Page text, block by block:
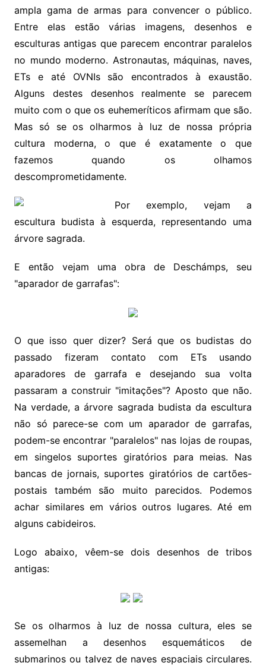
ampla gama de armas para convencer o público.
Entre elas estão várias imagens, desenhos e
esculturas antigas que parecem encontrar paralelos
no mundo moderno. Astronautas, máquinas, naves,
ETs e até OVNIs são encontrados à exaustão.
Alguns destes desenhos realmente se parecem
muito com o que os euhemeríticos afirmam que são.
Mas só se os olharmos à luz de nossa própria
cultura moderna, o que é exatamente o que
fazemos quando os olhamos
descomprometidamente.
Por exemplo, vejam a
escultura budista à esquerda, representando uma
árvore sagrada.
E então vejam uma obra de Deschámps, seu
"aparador de garrafas":
O que isso quer dizer? Será que os budistas do
passado fizeram contato com ETs usando
aparadores de garrafa e desejando sua volta
passaram a construir "imitações"? Aposto que não.
Na verdade, a árvore sagrada budista da escultura
não só parece-se com um aparador de garrafas,
podem-se encontrar "paralelos" nas lojas de roupas,
em singelos suportes giratórios para meias. Nas
bancas de jornais, suportes giratórios de cartões-
postais também são muito parecidos. Podemos
achar similares em vários outros lugares. Até em
alguns cabideiros.
Logo abaixo, vêem-se dois desenhos de tribos
antigas:
Se os olharmos à luz de nossa cultura, eles se
assemelhan a desenhos esquemáticos de
submarinos ou talvez de naves espaciais circulares.